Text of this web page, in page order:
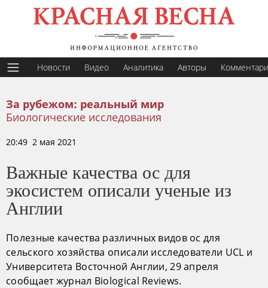
Новости Видео Аналитика Авторы
За рубежом: реальный мир
Биологические исследования
20:49 2 мая 2021
Важные качества ос для
экосистем описали ученые из
Англии
Полезные качества различных видов ос для
сельского хозяйства описали исследователи UCL и
Университета Восточной Англии, 29 апреля
сообщает журнал Biological Reviews.